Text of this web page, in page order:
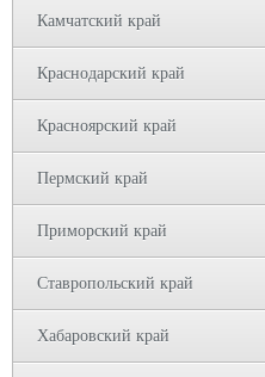
Камчатский край
Краснодарский край
Красноярский край
Пермский край
Приморский край
Ставропольский край
Хабаровский край